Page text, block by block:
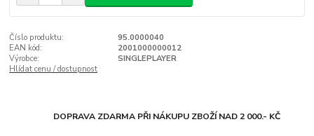
Číslo produktu:
95.0000040
EAN kód:
2001000000012
Výrobce:
SINGLEPLAYER
Hlídat cenu / dostupnost
DOPRAVA ZDARMA PŘI NÁKUPU ZBOŽÍ NAD 2 000.- KČ